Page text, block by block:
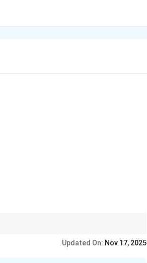
Updated On: Nov 17, 2025